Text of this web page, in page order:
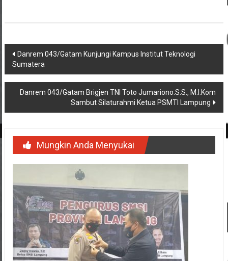
Navigasi
pos
Danrem 043/Gatam Kunjungi Kampus Institut Teknologi
Sumatera
Danrem 043/Gatam Brigjen TNI Toto Jumariono.S.S., M.I.Kom
Sambut Silaturahmi Ketua PSMTI Lampung
Mungkin Anda Menyukai